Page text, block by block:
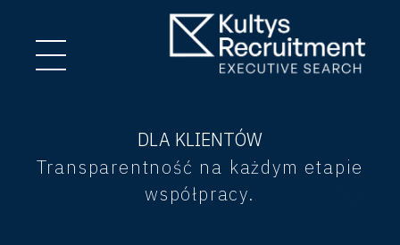
DLA KLIENTÓW
Transparentność na każdym etapie
współpracy.